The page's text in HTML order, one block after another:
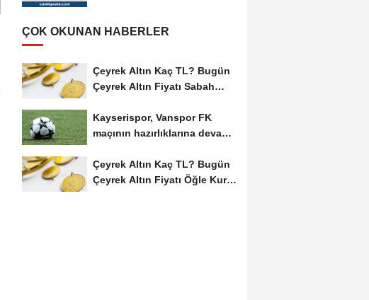
ÇOK OKUNAN HABERLER
Çeyrek Altın Kaç TL? Bugün
Çeyrek Altın Fiyatı Sabah
Kayserispor, Vanspor FK
maçının hazırlıklarına devam
Çeyrek Altın Kaç TL? Bugün
Çeyrek Altın Fiyatı Öğle Kuru